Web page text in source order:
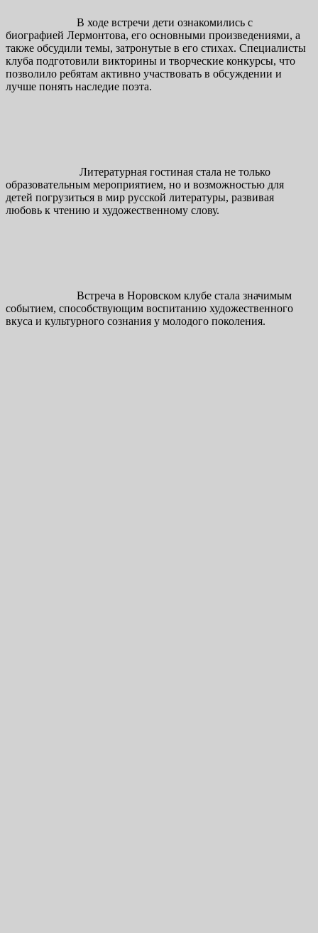
В ходе встречи дети ознакомились с
биографией Лермонтова, его основными произведениями, а
также обсудили темы, затронутые в его стихах. Специалисты
клуба подготовили викторины и творческие конкурсы, что
позволило ребятам активно участвовать в обсуждении и
лучше понять наследие поэта.
Литературная гостиная стала не только
образовательным мероприятием, но и возможностью для
детей погрузиться в мир русской литературы, развивая
любовь к чтению и художественному слову.
Встреча в Норовском клубе стала значимым
событием, способствующим воспитанию художественного
вкуса и культурного сознания у молодого поколения.